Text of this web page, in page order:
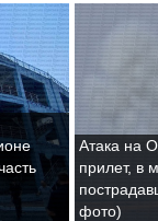
Атака на
прилет, в
фото)